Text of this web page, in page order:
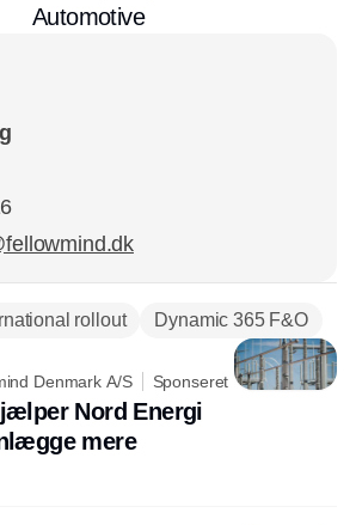
Automotive
rollout Dynamic 365 F&O
Denmark A/S Sponseret
Nord Energi
mere